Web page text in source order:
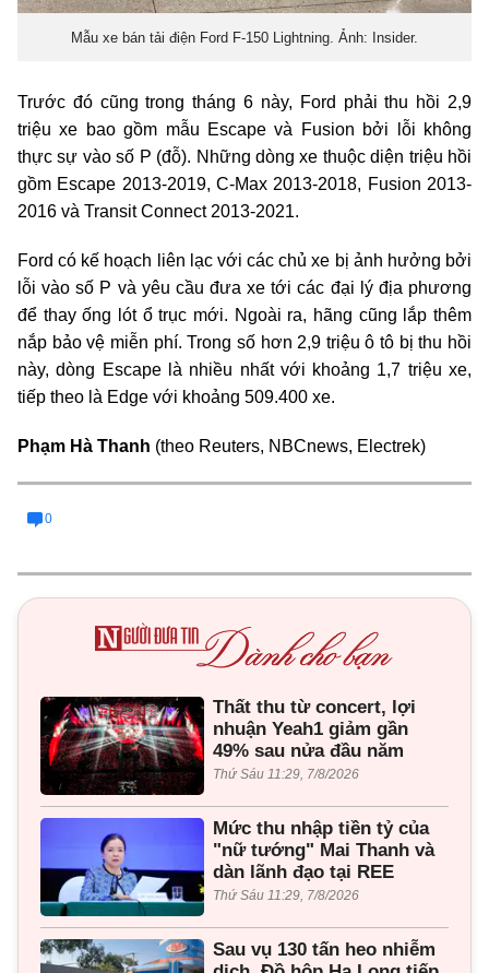
Mẫu xe bán tải điện Ford F-150 Lightning. Ảnh: Insider.
Trước đó cũng trong tháng 6 này, Ford phải thu hồi 2,9
triệu xe bao gồm mẫu Escape và Fusion bởi lỗi không
thực sự vào số P (đỗ). Những dòng xe thuộc diện triệu hồi
gồm Escape 2013-2019, C-Max 2013-2018, Fusion 2013-
2016 và Transit Connect 2013-2021.
Ford có kế hoạch liên lạc với các chủ xe bị ảnh hưởng bởi
lỗi vào số P và yêu cầu đưa xe tới các đại lý địa phương
để thay ống lót ổ trục mới. Ngoài ra, hãng cũng lắp thêm
nắp bảo vệ miễn phí.Trong số hơn 2,9 triệu ô tô bị thu hồi
này, dòng Escape là nhiều nhất với khoảng 1,7 triệu xe,
tiếp theo là Edge với khoảng 509.400 xe.
Phạm Hà Thanh (theo Reuters, NBCnews, Electrek)
0
Thất thu từ concert, lợi
nhuận Yeah1 giảm gần
49% sau nửa đầu năm
Thứ Sáu 11:29, 7/8/2026
Mức thu nhập tiền tỷ của
"nữ tướng" Mai Thanh và
dàn lãnh đạo tại REE
Thứ Sáu 11:29, 7/8/2026
Sau vụ 130 tấn heo nhiễm